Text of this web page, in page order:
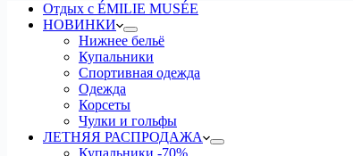
Отдых с ÉMILIE MUSÉE
НОВИНКИ
Нижнее бельё
Купальники
Спортивная одежда
Одежда
Корсеты
Чулки и гольфы
ЛЕТНЯЯ РАСПРОДАЖА
Купальники -70%